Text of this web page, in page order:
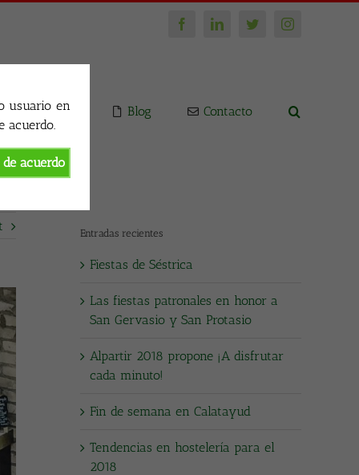
usuario en
acuerdo.
acuerdo
FacebookLinkedInTwitterInstagram
Inicio Blog Contacto
Entradas recientes
Fiestas de Séstrica
Las fiestas patronales en honor a
San Gervasio y San Protasio
Alpartir 2018 propone ¡A disfrutar
cada minuto!
Fin de semana en Calatayud
Tendencias en hostelería para el
2018